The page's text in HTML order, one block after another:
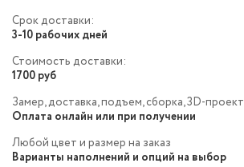
Срок доставки:
3-10 рабочих дней
Стоимость доставки:
1700 руб
Замер, доставка, подъем, сборка, 3D-проект
Оплата онлайн или при получении
Любой цвет и размер на заказ
Варианты наполнений и опций на выбор